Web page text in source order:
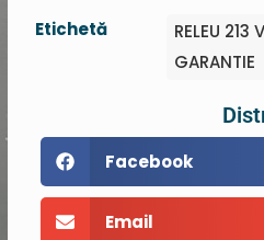
Etichetă
RELEU
GARANTIE
Facebook
Email